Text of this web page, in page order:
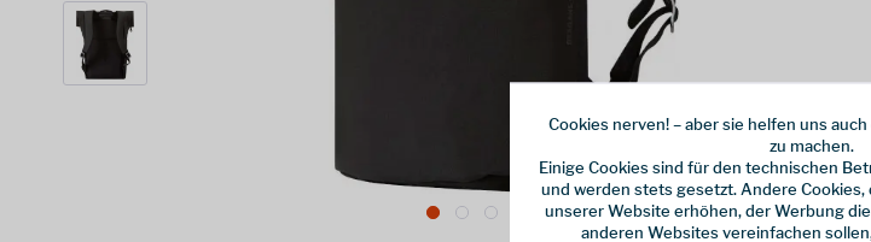
Cookies nerven! – aber sie helfen uns
zu machen.
Einige Cookies sind für den technischen
und werden stets gesetzt. Andere
unserer Website erhöhen, der Werbung
anderen Websites vereinfachen